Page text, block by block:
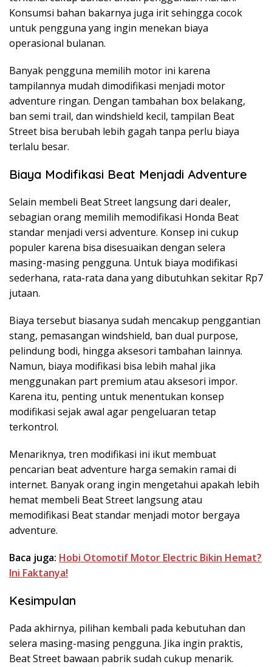
Konsumsi bahan bakarnya juga irit sehingga cocok
untuk pengguna yang ingin menekan biaya
operasional bulanan.
Banyak pengguna memilih motor ini karena
tampilannya mudah dimodifikasi menjadi motor
adventure ringan. Dengan tambahan box belakang,
ban semi trail, dan windshield kecil, tampilan Beat
Street bisa berubah lebih gagah tanpa perlu biaya
terlalu besar.
Biaya Modifikasi Beat Menjadi Adventure
Selain membeli Beat Street langsung dari dealer,
sebagian orang memilih memodifikasi Honda Beat
standar menjadi versi adventure. Konsep ini cukup
populer karena bisa disesuaikan dengan selera
masing-masing pengguna. Untuk biaya modifikasi
sederhana, rata-rata dana yang dibutuhkan sekitar Rp7
jutaan.
Biaya tersebut biasanya sudah mencakup penggantian
stang, pemasangan windshield, ban dual purpose,
pelindung bodi, hingga aksesori tambahan lainnya.
Namun, biaya modifikasi bisa lebih mahal jika
menggunakan part premium atau aksesori impor.
Karena itu, penting untuk menentukan konsep
modifikasi sejak awal agar pengeluaran tetap
terkontrol.
Menariknya, tren modifikasi ini ikut membuat
pencarian beat adventure harga semakin ramai di
internet. Banyak orang ingin mengetahui apakah lebih
hemat membeli Beat Street langsung atau
memodifikasi Beat standar menjadi motor bergaya
adventure.
Baca juga: Hobi Otomotif Motor Electric Bikin Hemat?
Ini Faktanya!
Kesimpulan
Pada akhirnya, pilihan kembali pada kebutuhan dan
selera masing-masing pengguna. Jika ingin praktis,
Beat Street bawaan pabrik sudah cukup menarik.